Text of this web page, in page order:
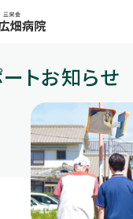
トお知らせ